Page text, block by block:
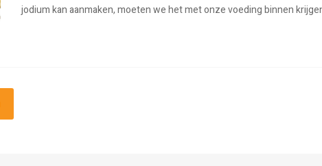
jodium kan aanmaken, moeten we het met onze voeding binnen